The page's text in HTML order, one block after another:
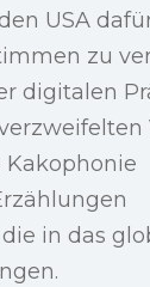
USA
zu
digitalen
Kakophonie
in das